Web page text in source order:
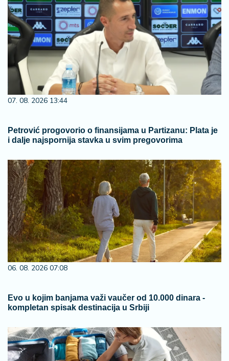
07. 08. 2026 13:44
Petrović progovorio o finansijama u Partizanu: Plata je
i dalje najspornija stavka u svim pregovorima
06. 08. 2026 07:08
Evo u kojim banjama važi vaučer od 10.000 dinara -
kompletan spisak destinacija u Srbiji